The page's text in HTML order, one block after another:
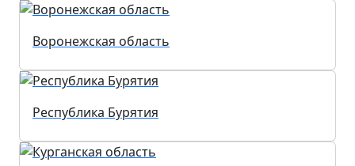
Воронежская область
Республика Бурятия